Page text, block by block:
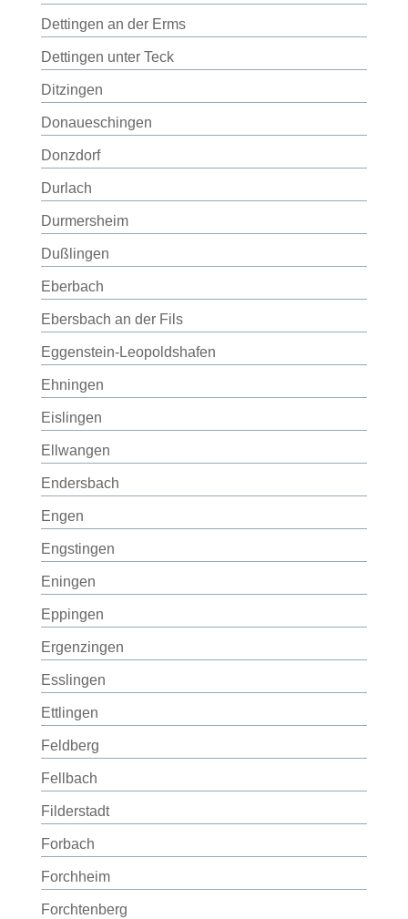
Dettingen an der Erms
Dettingen unter Teck
Ditzingen
Donaueschingen
Donzdorf
Durlach
Durmersheim
Dußlingen
Eberbach
Ebersbach an der Fils
Eggenstein-Leopoldshafen
Ehningen
Eislingen
Ellwangen
Endersbach
Engen
Engstingen
Eningen
Eppingen
Ergenzingen
Esslingen
Ettlingen
Feldberg
Fellbach
Filderstadt
Forbach
Forchheim
Forchtenberg